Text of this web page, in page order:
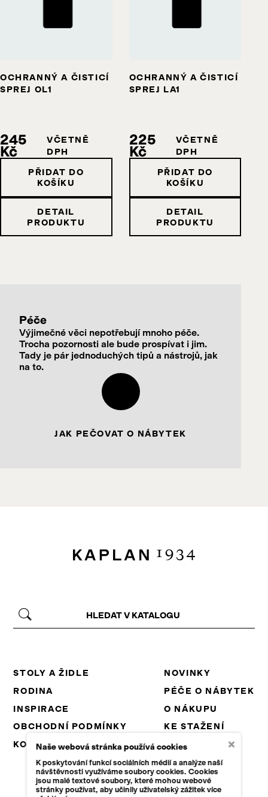
OCHRANNÝ A ČISTICÍ
SPREJ OL1
245
Kč
VČETNĚ
DPH
PŘIDAT DO
KOŠÍKU
DETAIL
PRODUKTU
OCHRANNÝ A ČISTICÍ
SPREJ LA1
225
Kč
VČETNĚ
DPH
PŘIDAT DO
KOŠÍKU
DETAIL
PRODUKTU
Péče
Výjimečné věci nepotřebují mnoho péče.
Trocha pozornosti ale bude prospívat i jim.
Tady je pár jednoduchých tipů a nástrojů, jak
na to.
JAK PEČOVAT O NÁBYTEK
STOLY A ŽIDLE
RODINA
INSPIRACE
OBCHODNÍ PODMÍNKY
KONTAKT
NOVINKY
PÉČE O NÁBYTEK
O NÁKUPU
KE STAŽENÍ
PROJEKTY EU
KARIÉRA
B2B
Naše webová stránka používá cookies
K poskytování funkcí sociálních médií a analýze naší
návštěvnosti využíváme soubory cookies. Cookies
jsou malé textové soubory, které mohou webové
stránky používat, aby učinily uživatelský zážitek více
×